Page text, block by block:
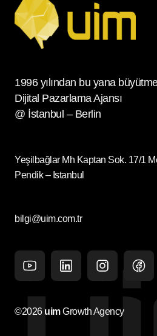
1996 yılından bu yana
Dijital Pazarlama Ajansı
@ İstanbul – Berlin
Yeşilbağlar Mh Kaptan Sok. 17/1
Pendik – Istanbul
bilgi@uim.com.tr
©2026 uimGrowth Agency